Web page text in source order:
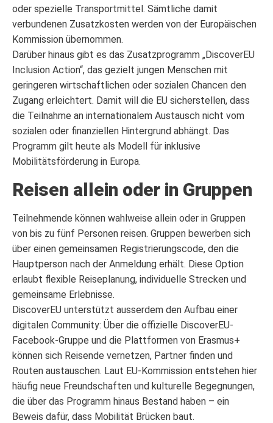
oder spezielle Transportmittel. Sämtliche damit
verbundenen Zusatzkosten werden von der Europäischen
Kommission übernommen.
Darüber hinaus gibt es das Zusatzprogramm „DiscoverEU
Inclusion Action“, das gezielt jungen Menschen mit
geringeren wirtschaftlichen oder sozialen Chancen den
Zugang erleichtert. Damit will die EU sicherstellen, dass
die Teilnahme an internationalem Austausch nicht vom
sozialen oder finanziellen Hintergrund abhängt. Das
Programm gilt heute als Modell für inklusive
Mobilitätsförderung in Europa.
Reisen allein oder in Gruppen
Teilnehmende können wahlweise allein oder in Gruppen
von bis zu fünf Personen reisen. Gruppen bewerben sich
über einen gemeinsamen Registrierungscode, den die
Hauptperson nach der Anmeldung erhält. Diese Option
erlaubt flexible Reiseplanung, individuelle Strecken und
gemeinsame Erlebnisse.
DiscoverEU unterstützt ausserdem den Aufbau einer
digitalen Community: Über die offizielle DiscoverEU-
Facebook-Gruppe und die Plattformen von Erasmus+
können sich Reisende vernetzen, Partner finden und
Routen austauschen. Laut EU-Kommission entstehen hier
häufig neue Freundschaften und kulturelle Begegnungen,
die über das Programm hinaus Bestand haben – ein
Beweis dafür, dass Mobilität Brücken baut.